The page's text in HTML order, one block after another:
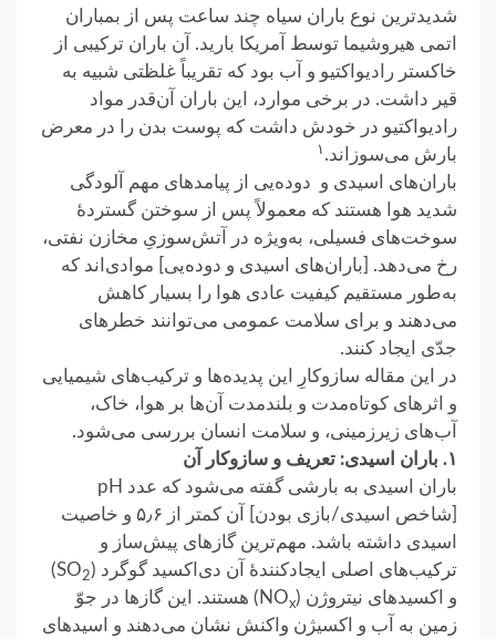
شدیدترین نوع باران سیاه چند ساعت پس از بمباران
اتمی هیروشیما توسط آمریکا بارید. آن باران ترکیبی از
خاکستر رادیواکتیو و آب بود که تقریباً غلظتی شبیه به
قیر داشت. در برخی موارد، این باران آن‌قدر مواد
رادیواکتیو در خودش داشت که پوست بدن را در معرض
بارش می‌سوزاند. ۱
باران‌های اسیدی و دوده‌یی از پیامدهای مهم آلودگی
شدید هوا هستند که معمولاً پس از سوختن گستردهٔ
سوخت‌های فسیلی، به‌ویژه در آتش‌سوزیِ مخازن نفتی،
رخ می‌دهد. [باران‌های اسیدی و دوده‌یی] موادی‌اند که
به‌طور مستقیم کیفیت عادی هوا را بسیار کاهش
می‌دهند و برای سلامت عمومی می‌توانند خطرهای
جدّی ایجاد کنند.
در این مقاله سازوکارِ این پدیده‌ها و ترکیب‌های شیمیایی
و اثرهای کوتاه‌مدت و بلندمدت آن‌ها بر هوا، خاک،
آب‌های زیرزمینی، و سلامت انسان بررسی می‌شود.
۱. باران اسیدی: تعریف و سازوکار آن
باران اسیدی به بارشی گفته می‌شود که عدد pH
[شاخص اسیدی/بازی بودن] آن کمتر از ۵٫۶ و خاصیت
اسیدی داشته باشد. مهم‌ترین گازهای پیش‌ساز و
ترکیب‌های اصلی ایجادکنندۀ آن دی‌اکسید گوگرد (SO2
)
و اکسیدهای نیتروژن (NOx
) هستند. این گازها در جوّ
زمین به آب و اکسیژن واکنش نشان می‌دهند و اسیدهای